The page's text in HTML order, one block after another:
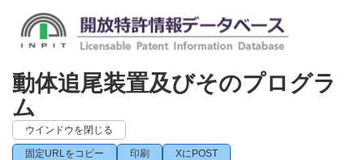
動体追尾装置及びそのプログラ
ム
ウインドウを閉じる
固定URLをコピー 印刷 XにPOST